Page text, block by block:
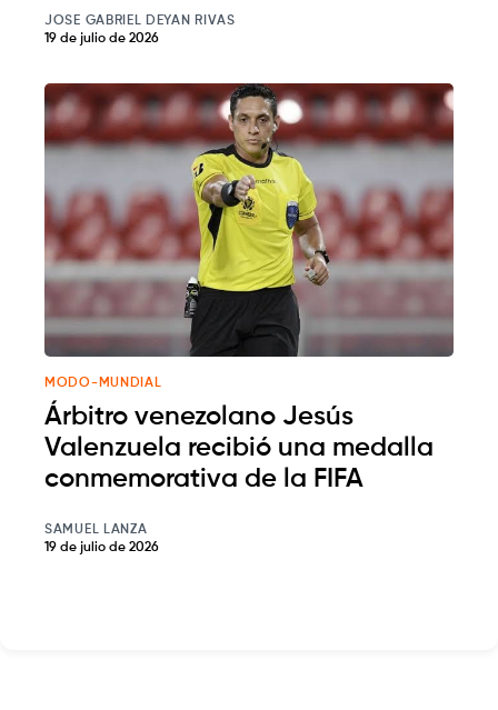
JOSE GABRIEL DEYAN RIVAS
19 de julio de 2026
MODO-MUNDIAL
Árbitro venezolano Jesús
Valenzuela recibió una medalla
conmemorativa de la FIFA
SAMUEL LANZA
19 de julio de 2026